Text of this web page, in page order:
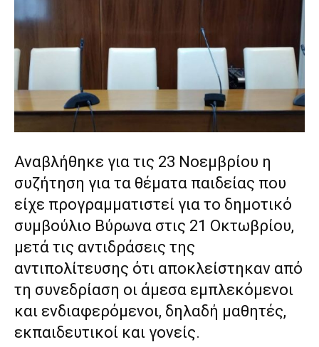
brandi
teaches
you
the
meaning
of
pain.
hd
porn
Αναβλήθηκε για τις 23 Νοεμβρίου η
συζήτηση για τα θέματα παιδείας που
είχε προγραμματιστεί για το δημοτικό
συμβούλιο Βύρωνα στις 21 Οκτωβρίου,
μετά τις αντιδράσεις της
αντιπολίτευσης ότι αποκλείστηκαν από
τη συνεδρίαση οι άμεσα εμπλεκόμενοι
και ενδιαφερόμενοι, δηλαδή μαθητές,
εκπαιδευτικοί και γονείς.